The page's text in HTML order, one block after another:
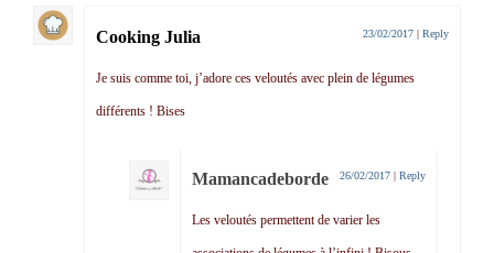
Cooking Julia 23/02/2017 | Reply
Je suis comme toi, j’adore ces veloutés avec plein de légumes
différents ! Bises
Mamancadeborde 26/02/2017 | Reply
Les veloutés permettent de varier les